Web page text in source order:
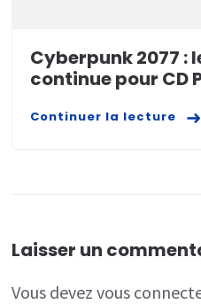
Cyberpunk 2077 :
continue pour CD
Continuer la lecture
Laisser un
Vous devezvous